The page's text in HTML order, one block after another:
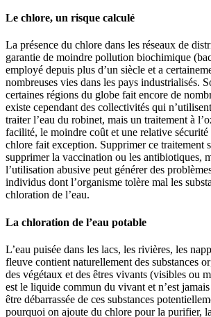
Le chlore, un risque calculé
La présence du chlore dans les réseaux de
garantie de moindre pollution biochimique
employé depuis plus d’un siècle et a
nombreuses vies dans les pays industrialisés.
certaines régions du globe fait encore de
existe cependant des collectivités qui
traiter l’eau du robinet, mais un traitement à
facilité, le moindre coût et une relative sécurité
chlore fait exception. Supprimer ce traitement
supprimer la vaccination ou les antibiotiques,
l’utilisation abusive peut générer des
individus dont l’organisme tolère mal les
chloration de l’eau.
La chloration de l’eau potable
L’eau puisée dans les lacs, les rivières, les
fleuve contient naturellement des substances
des végétaux et des êtres vivants (visibles ou
est le liquide commun du vivant et n’est
être débarrassée de ces substances
pourquoi on ajoute du chlore pour la purifier,